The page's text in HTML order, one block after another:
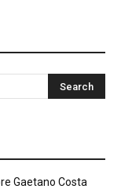
Gaetano Costa